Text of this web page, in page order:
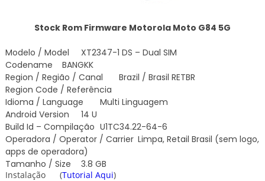
Stock Rom Firmware Motorola Moto G84 5G
Modelo / Model
XT2347-1 DS – Dual SIM
Codename
BANGKK
Region / Região / Canal
Brazil / Brasil RETBR
Region Code / Referência
Idioma / Language
Multi Linguagem
Android Version
14 U
Build Id – Compilação U1TC34.22-64-6
Operadora / Operator / Carrier Limpa, Retail Brasil (sem logo,
apps de operadora)
Tamanho / Size
3.8 GB
Instalação (Tutorial Aqui)